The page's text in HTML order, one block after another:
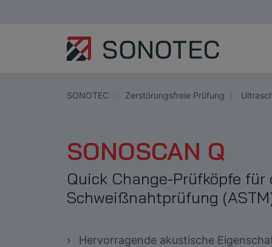
SONOTEC Zerstörungsfreie Prüfung
SONOSCAN Q
Quick Change-Prüfköpfe für
Schweißnahtprüfung
Hervorragende akustische